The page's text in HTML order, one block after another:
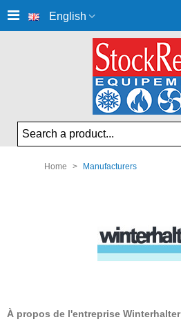
English
Home > Manufacturers
À propos de l'entreprise Winterhalter